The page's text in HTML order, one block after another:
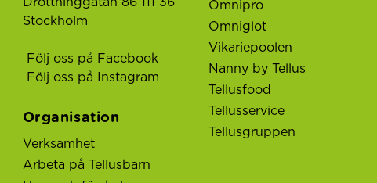
Stockholm
Följ oss på Facebook
Följ oss på Instagram
Organisation
Verksamhet
Arbeta på Tellusbarn
Omnipro
Omniglot
Vikariepoolen
Nanny by Tellus
Tellusfood
Tellusservice
Tellusgruppen